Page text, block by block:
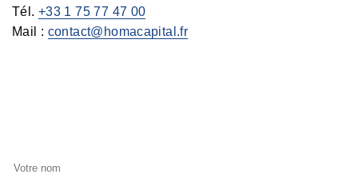
Tél. +33 1 75 77 47 00
Mail : contact@homacapital.fr